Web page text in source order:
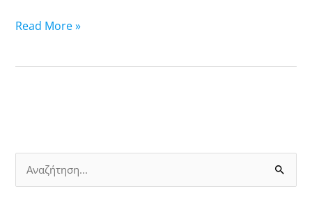
Read More »
ν